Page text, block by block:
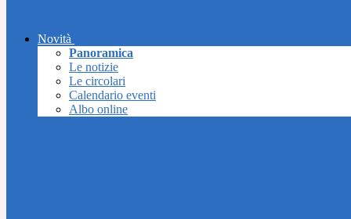
Novità
Panoramica
Le notizie
Le circolari
Calendario eventi
Albo online